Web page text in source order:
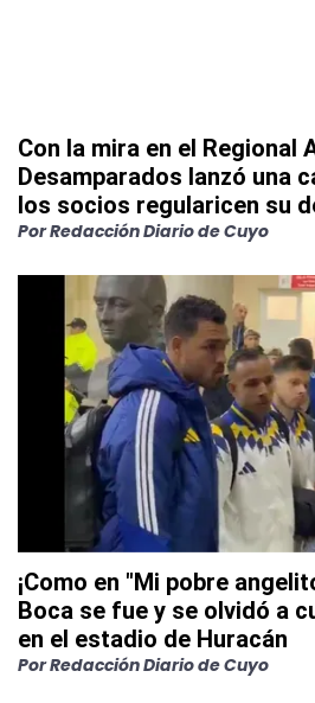
Con la mira en el Regional
Desamparados lanzó una
los socios regularicen su
PorRedacción Diario de Cuyo
¡Como en "Mi pobre
Boca se fue y se olvidó a
en el estadio de Huracán
PorRedacción Diario de Cuyo